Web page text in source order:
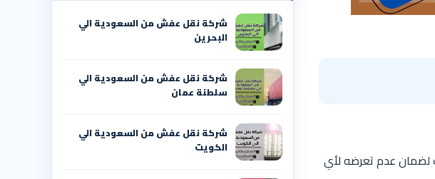
لضمان عدم تعرضه لأي
شركة نقل عفش من السعودية الي
البحرين
شركة نقل عفش من السعودية الي
سلطنة عمان
شركة نقل عفش من السعودية الي
الكويت